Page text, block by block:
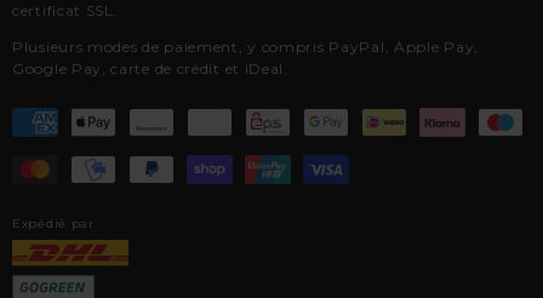
certificat SSL.
Plusieurs modes de paiement, y compris PayPal, Apple Pay,
Google Pay, carte de crédit et iDeal.
Expédié par